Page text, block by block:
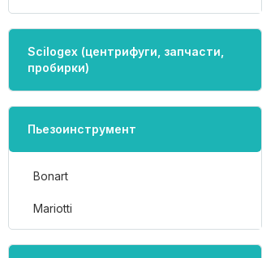
Scilogex (центрифуги, запчасти,
пробирки)
Пьезоинструмент
Bonart
Mariotti